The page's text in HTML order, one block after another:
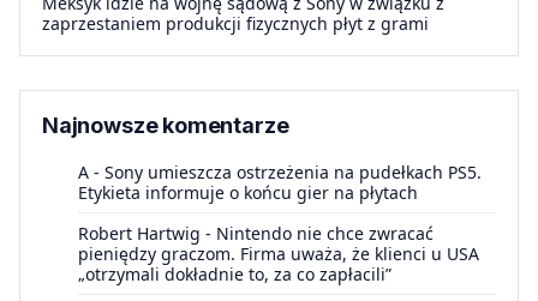
zaprzestaniem produkcji fizycznych płyt z grami
Najnowsze komentarze
A - Sony umieszcza ostrzeżenia na pudełkach PS5.
Etykieta informuje o końcu gier na płytach
Robert Hartwig - Nintendo nie chce zwracać
pieniędzy graczom. Firma uważa, że klienci u USA
„otrzymali dokładnie to, za co zapłacili”